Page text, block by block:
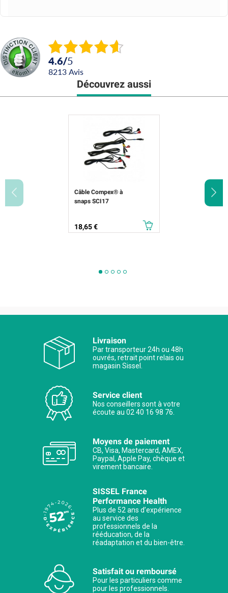
4.6/5
8213 avis
Découvrez aussi
Câble Compex® à
snaps SCI17
Prix
18,65 €
Livraison
Par transporteur 24h ou 48h
ouvrés, retrait point relais ou
magasin Sissel.
Service client
Nos conseillers sont à votre
écoute au 02 40 16 98 76.
Moyens de paiement
CB, Visa, Mastercard, AMEX,
Paypal, Apple Pay, chèque et
virement bancaire.
SISSEL France
Performance Health
Plus de 52 ans d’expérience
au service des
professionnels de la
rééducation, de la
réadaptation et du bien-être.
Satisfait ou remboursé
Pour les particuliers comme
pour les professionnels.